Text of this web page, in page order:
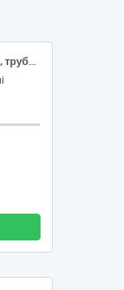
44160000-9 Магістралі, трубопроводи, труби, обсадні труби, тюбінги та супутні вироби (труби з поліетилену для подачі газоподібного палива зі стандартним розмірним співвідношенням SDR 11 та SDR 17.6 з коефіцієнтом запасу міцності не менше 2,0)